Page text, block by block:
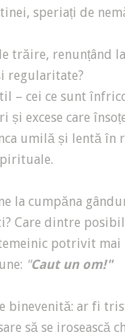
speriați de
trăire, renunțând
regularitate?
– cei ce sunt
și excese care
umilă și lentă în
la cumpăna
Care dintre
potrivit
"Caut un om!"
binevenită: ar fi
să se irosească